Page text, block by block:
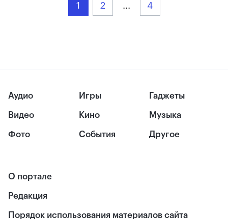
1 2 ... 4
Аудио
Видео
Фото
Игры
Кино
События
Гаджеты
Музыка
Другое
О портале
Редакция
Порядок использования материалов сайта